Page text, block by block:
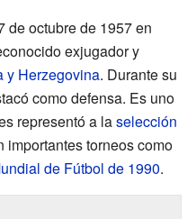
de octubre de 1957 en
exjugador y
y Herzegovina. Durante su
como defensa. Es uno
representó a laselección
importantes torneos como
de Fútbol de 1990.